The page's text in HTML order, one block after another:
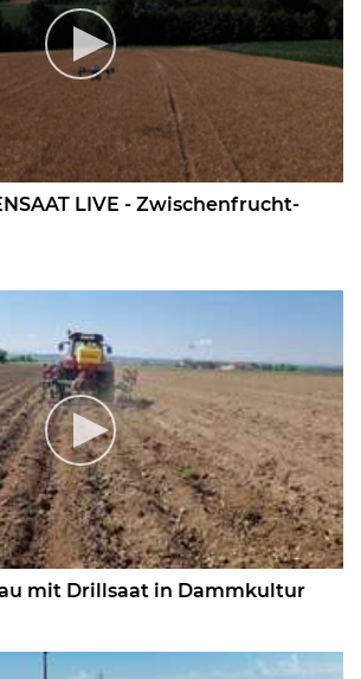
LIVE - Zwischenfrucht-
mit Drillsaat in Dammkultur